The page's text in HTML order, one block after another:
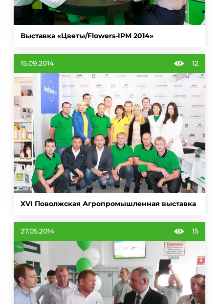
Выставка «Цветы/Flowers-IPM 2014»
15.09.2014 12
XVI Поволжская Агропромышленная выставка
27.05.2014 15